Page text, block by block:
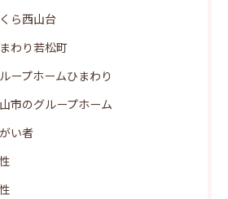
ら西山台
わり若松町
ープホームひまわり
市のグループホーム
い者